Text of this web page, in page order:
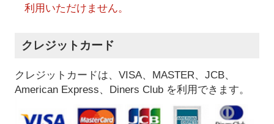
利用いただけません。
クレジットカード
クレジットカードは、VISA、MASTER、JCB、
American Express、Diners Club を利用できます。